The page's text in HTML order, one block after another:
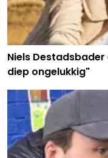
Niels
diep ongelukkig"